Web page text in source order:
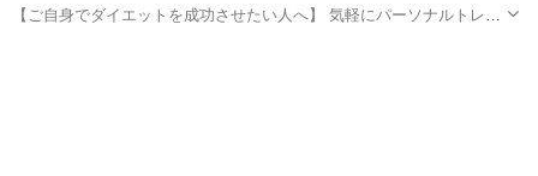
【ご自身でダイエットを成功させたい人へ】 気軽にパーソナルトレー